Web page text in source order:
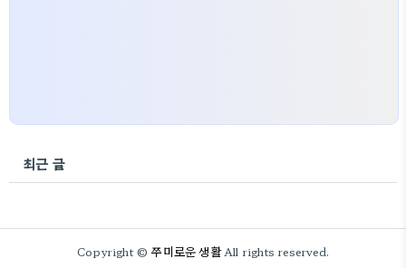
최근 글
Copyright ©쭈미로운 생활All rights reserved.